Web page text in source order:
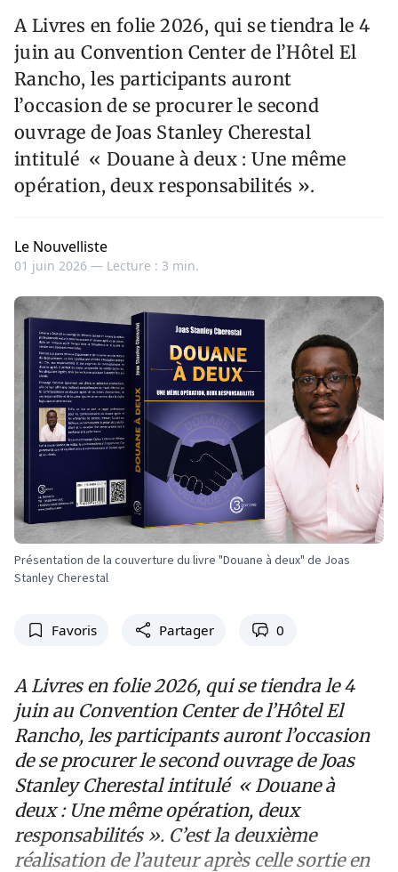
A Livres en folie 2026, qui se tiendra le 4
juin au Convention Center de l’Hôtel El
Rancho, les participants auront
l’occasion de se procurer le second
ouvrage de Joas Stanley Cherestal
intitulé « Douane à deux : Une même
opération, deux responsabilités ».
Le Nouvelliste
01 juin 2026 — Lecture : 3 min.
Présentation de la couverture du livre "Douane à deux" de Joas
Stanley Cherestal
Favoris Partager 0
A Livres en folie 2026, qui se tiendra le 4
juin au Convention Center de l’Hôtel El
Rancho, les participants auront l’occasion
de se procurer le second ouvrage de Joas
Stanley Cherestal intitulé « Douane à
deux : Une même opération, deux
responsabilités ». C’est la deuxième
réalisation de l’auteur après celle sortie en